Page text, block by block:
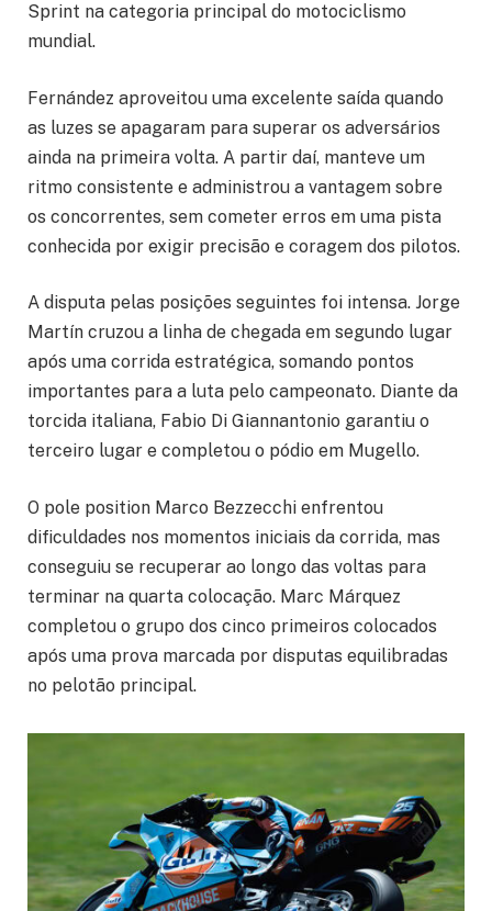
Sprint na categoria principal do motociclismo
mundial.
Fernández aproveitou uma excelente saída quando
as luzes se apagaram para superar os adversários
ainda na primeira volta. A partir daí, manteve um
ritmo consistente e administrou a vantagem sobre
os concorrentes, sem cometer erros em uma pista
conhecida por exigir precisão e coragem dos pilotos.
A disputa pelas posições seguintes foi intensa. Jorge
Martín cruzou a linha de chegada em segundo lugar
após uma corrida estratégica, somando pontos
importantes para a luta pelo campeonato. Diante da
torcida italiana, Fabio Di Giannantonio garantiu o
terceiro lugar e completou o pódio em Mugello.
O pole position Marco Bezzecchi enfrentou
dificuldades nos momentos iniciais da corrida, mas
conseguiu se recuperar ao longo das voltas para
terminar na quarta colocação. Marc Márquez
completou o grupo dos cinco primeiros colocados
após uma prova marcada por disputas equilibradas
no pelotão principal.